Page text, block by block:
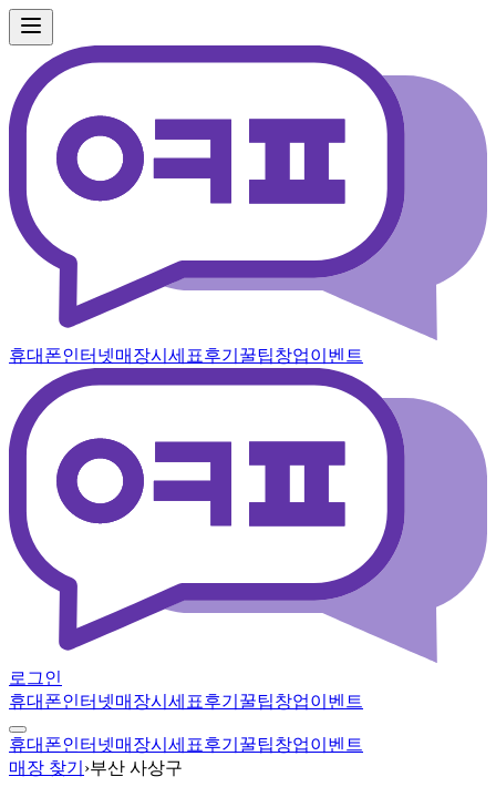
휴대폰인터넷매장시세표후기 꿀팁창업이벤트
로그인
휴대폰인터넷매장시세표후기 꿀팁창업이벤트
휴대폰인터넷매장시세표후기 꿀팁창업이벤트
매장 찾기 ›부산 사상구